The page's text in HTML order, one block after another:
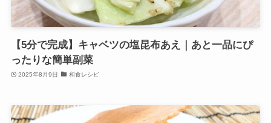
【5分で完成】キャベツの塩昆布あえ｜あと一品にぴ
ったりな簡単副菜
2025年8月9日 和食レシピ